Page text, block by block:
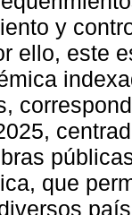
y
ello, este
que